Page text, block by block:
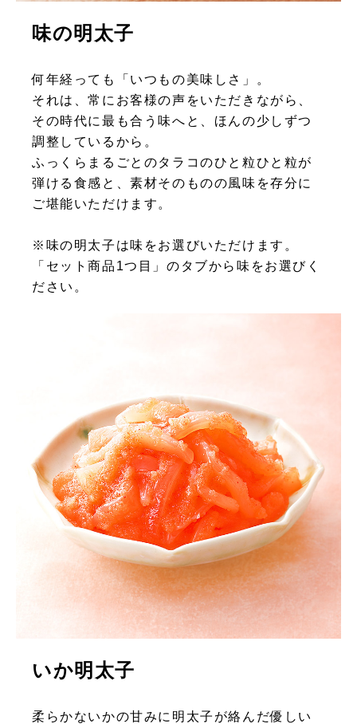
味の明太子
何年経っても「いつもの美味しさ」。
それは、常にお客様の声をいただきながら、
その時代に最も合う味へと、ほんの少しずつ
調整しているから。
ふっくらまるごとのタラコのひと粒ひと粒が
弾ける食感と、素材そのものの風味を存分に
ご堪能いただけます。
※味の明太子は味をお選びいただけます。
「セット商品1つ目」のタブから味をお選びく
ださい。
いか明太子
柔らかないかの甘みに明太子が絡んだ優しい